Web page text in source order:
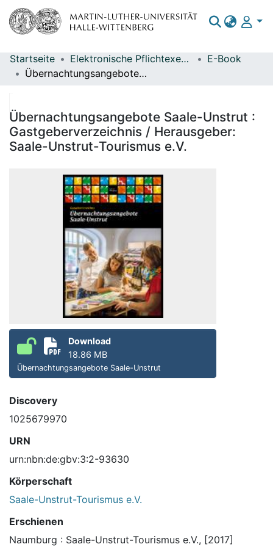
Bereiche & Sammlungen
Statistiken
Startseite Elektronische Pflichtexemplare
E-Book
Übernachtungsangebote Saale-Unstrut : Gastgeberverzeichnis / Herausgeber: Saale-Unstrut-Tourismus e.V.
Übernachtungsangebote Saale-Unstrut :
Gastgeberverzeichnis / Herausgeber:
Saale-Unstrut-Tourismus e.V.
Download
18.86 MB
Übernachtungsangebote Saale-Unstrut
Discovery
1025679970
URN
urn:nbn:de:gbv:3:2-93630
Körperschaft
Saale-Unstrut-Tourismus e.V.
Erschienen
Naumburg : Saale-Unstrut-Tourismus e.V., [2017]